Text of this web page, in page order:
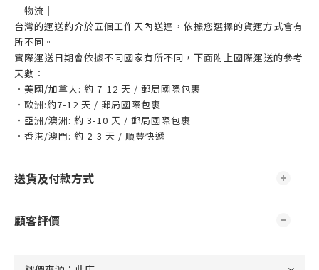
｜物流｜
台灣的運送約介於五個工作天內送達，依據您選擇的貨運方式會有
所不同。
實際運送日期會依據不同國家有所不同，下面附上國際運送的參考
天數：
・美國/加拿大: 約 7-12 天 / 郵局國際包裹
・歐洲:約7-12 天 / 郵局國際包裹
・亞洲/澳洲: 約 3-10 天 / 郵局國際包裹
・香港/澳門: 約 2-3 天 / 順豐快遞
送貨及付款方式
顧客評價